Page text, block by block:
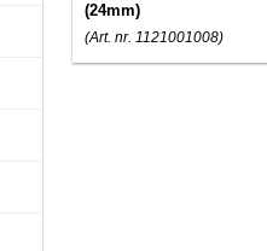
(24mm)
(Art. nr. 1121001008)